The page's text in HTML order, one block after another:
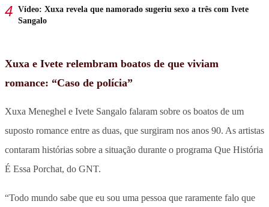
Vídeo: Xuxa revela que namorado sugeriu sexo a três com Ivete
Sangalo
Xuxa e Ivete relembram boatos de que viviam
romance: “Caso de polícia”
Xuxa Meneghel e Ivete Sangalo falaram sobre os boatos de um
suposto romance entre as duas, que surgiram nos anos 90. As artistas
contaram histórias sobre a situação durante o programa Que História
É Essa Porchat, do GNT.
“Todo mundo sabe que eu sou uma pessoa que raramente falo que